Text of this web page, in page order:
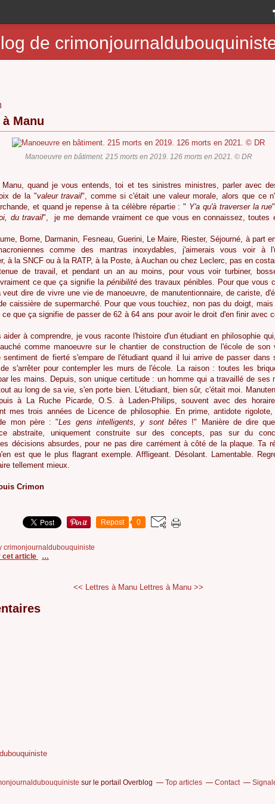
de
Manu
Manoeuvre en bâtiment. 215 morts en 2019. 126 morts en 2021. © DR
Manu, quand je vous entends, toi et tes sinistres ministres, parler avec
de la "valeur travail", comme si c'était une valeur morale, alors que ce
et quand je repense à ta célèbre répartie : " Y'a qu'à traverser la rue
du travail", je me demande vraiment ce que vous en connaissez, toutes
Borne, Darmanin, Fesneau, Guerini, Le Maire, Riester, Séjourné, à part
comme des mantras inoxydables, j'aimerais vous voir à
à la SNCF ou à la RATP, à la Poste, à Auchan ou chez Leclerc, pas en
de travail, et pendant un an au moins, pour vous voir turbiner,
ce que ça signifie lapénibilitédes travaux pénibles. Pour que vous
dire de vivre une vie de manoeuvre, de manutentionnaire, de cariste,
caissière de supermarché. Pour que vous touchiez, non pas du doigt,
que ça signifie de passer de 62 à 64 ans pour avoir le droit d'en finir avec
aider à comprendre, je vous raconte l'histoire d'un étudiant en philosophie
comme manoeuvre sur le chantier de construction de l'école de son
sentiment de fierté s'empare de l'étudiant quand il lui arrive de passer dans
s'arrêter pour contempler les murs de l'école. La raison : toutes les
les mains. Depuis, son unique certitude : un homme qui a travaillé de ses
au long de sa vie, s'en porte bien. L'étudiant, bien sûr, c'était moi.
à La Ruche Picarde, O.S. à Laden-Philips, souvent avec des
mes trois années de Licence de philosophie. En prime, antidote
mon père : "Les gens intelligents, y sont bêtes !" Manière de dire
abstraite, uniquement construite sur des concepts, pas sur du
décisions absurdes, pour ne pas dire carrément à côté de la plaque. Ta
est que le plus flagrant exemple. Affligeant. Désolant. Lamentable.
tellement mieux.
Crimon
Repost 0
crimonjournaldubouquiniste
cet article
…
<< Lettres à Manu Lettres à Manu >>
sur le portail Overblog Top articles Contact